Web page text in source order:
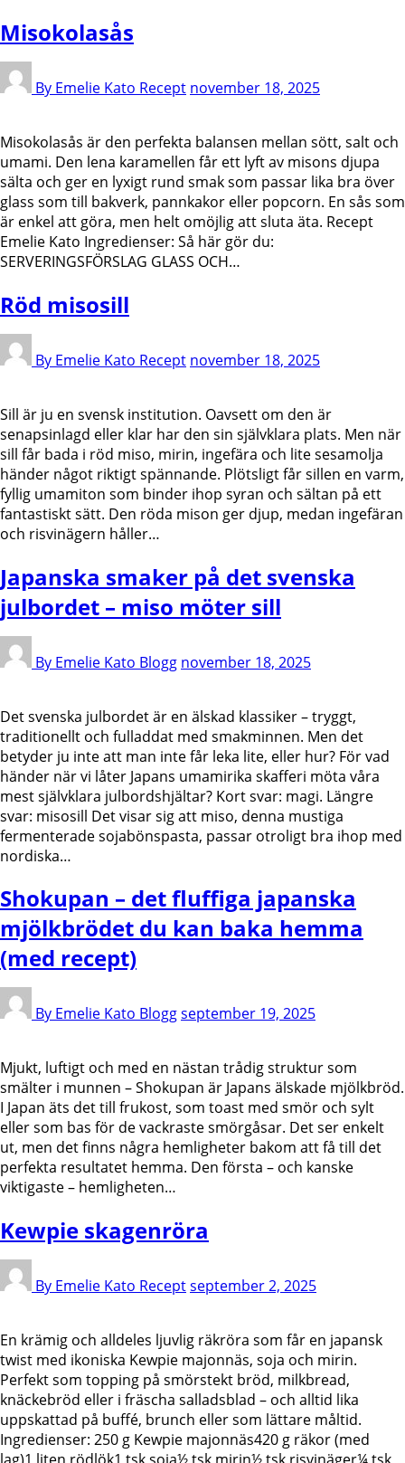
Misokolasås
By Emelie Kato Recept november 18, 2025
Misokolasås är den perfekta balansen mellan sött, salt och
umami. Den lena karamellen får ett lyft av misons djupa
sälta och ger en lyxigt rund smak som passar lika bra över
glass som till bakverk, pannkakor eller popcorn. En sås som
är enkel att göra, men helt omöjlig att sluta äta. Recept
Emelie Kato Ingredienser: Så här gör du:
SERVERINGSFÖRSLAG GLASS OCH…
Röd misosill
By Emelie Kato Recept november 18, 2025
Sill är ju en svensk institution. Oavsett om den är
senapsinlagd eller klar har den sin självklara plats. Men när
sill får bada i röd miso, mirin, ingefära och lite sesamolja
händer något riktigt spännande. Plötsligt får sillen en varm,
fyllig umamiton som binder ihop syran och sältan på ett
fantastiskt sätt. Den röda mison ger djup, medan ingefäran
och risvinägern håller…
Japanska smaker på det svenska
julbordet – miso möter sill
By Emelie Kato Blogg november 18, 2025
Det svenska julbordet är en älskad klassiker – tryggt,
traditionellt och fulladdat med smakminnen. Men det
betyder ju inte att man inte får leka lite, eller hur? För vad
händer när vi låter Japans umamirika skafferi möta våra
mest självklara julbordshjältar? Kort svar: magi. Längre
svar: misosill Det visar sig att miso, denna mustiga
fermenterade sojabönspasta, passar otroligt bra ihop med
nordiska…
Shokupan – det fluffiga japanska
mjölkbrödet du kan baka hemma
(med recept)
By Emelie Kato Bloggseptember 19, 2025
Mjukt, luftigt och med en nästan trådig struktur som
smälter i munnen – Shokupan är Japans älskade mjölkbröd.
I Japan äts det till frukost, som toast med smör och sylt
eller som bas för de vackraste smörgåsar. Det ser enkelt
ut, men det finns några hemligheter bakom att få till det
perfekta resultatet hemma. Den första – och kanske
viktigaste – hemligheten…
Kewpie skagenröra
By Emelie Kato Receptseptember 2, 2025
En krämig och alldeles ljuvlig räkröra som får en japansk
twist med ikoniska Kewpie majonnäs, soja och mirin.
Perfekt som topping på smörstekt bröd, milkbread,
knäckebröd eller i fräscha salladsblad – och alltid lika
uppskattad på buffé, brunch eller som lättare måltid.
Ingredienser: 250 g Kewpie majonnäs420 g räkor (med